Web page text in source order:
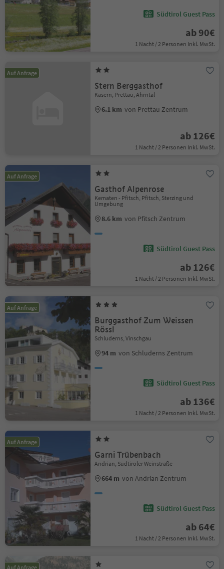
Südtirol Guest Pass
ab 90€
1 Nacht / 2 Personen Inkl. MwSt.
Auf Anfrage
Stern Berggasthof
Kasern, Prettau, Ahrntal
6.1 km von Prettau Zentrum
ab 126€
1 Nacht / 2 Personen Inkl. MwSt.
Auf Anfrage
Gasthof Alpenrose
Kematen - Pfitsch, Pfitsch, Sterzing und
Umgebung
8.6 km von Pfitsch Zentrum
Südtirol Guest Pass
ab 126€
1 Nacht / 2 Personen Inkl. MwSt.
Auf Anfrage
Burggasthof Zum Weissen
Rössl
Schluderns, Vinschgau
94 m von Schluderns Zentrum
Südtirol Guest Pass
ab 136€
1 Nacht / 2 Personen Inkl. MwSt.
Auf Anfrage
Garni Trübenbach
Andrian, Südtiroler Weinstraße
664 m von Andrian Zentrum
Südtirol Guest Pass
ab 64€
1 Nacht / 2 Personen Inkl. MwSt.
Auf Anfrage